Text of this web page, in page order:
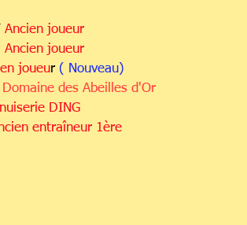
Ancien joueur
Ancien joueur
joueur ( Nouveau)
Domaine des Abeilles d'Or
DING
entraîneur 1ère